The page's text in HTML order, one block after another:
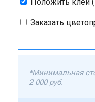
Положить клей
Заказать
*Минимальная
2 000 руб.